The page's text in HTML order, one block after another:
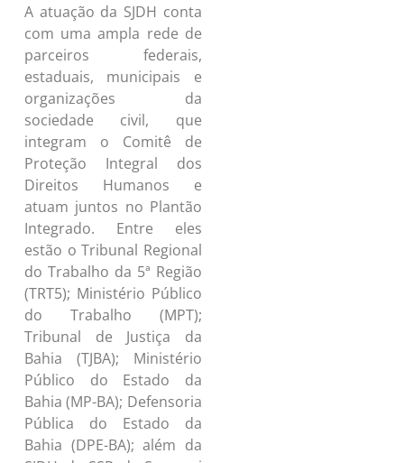
A atuação da SJDH conta
com uma ampla rede de
parceiros federais,
estaduais, municipais e
organizações da
sociedade civil, que
integram o Comitê de
Proteção Integral dos
Direitos Humanos e
atuam juntos no Plantão
Integrado. Entre eles
estão o Tribunal Regional
do Trabalho da 5ª Região
(TRT5); Ministério Público
do Trabalho (MPT);
Tribunal de Justiça da
Bahia (TJBA); Ministério
Público do Estado da
Bahia (MP-BA); Defensoria
Pública do Estado da
Bahia (DPE-BA); além da